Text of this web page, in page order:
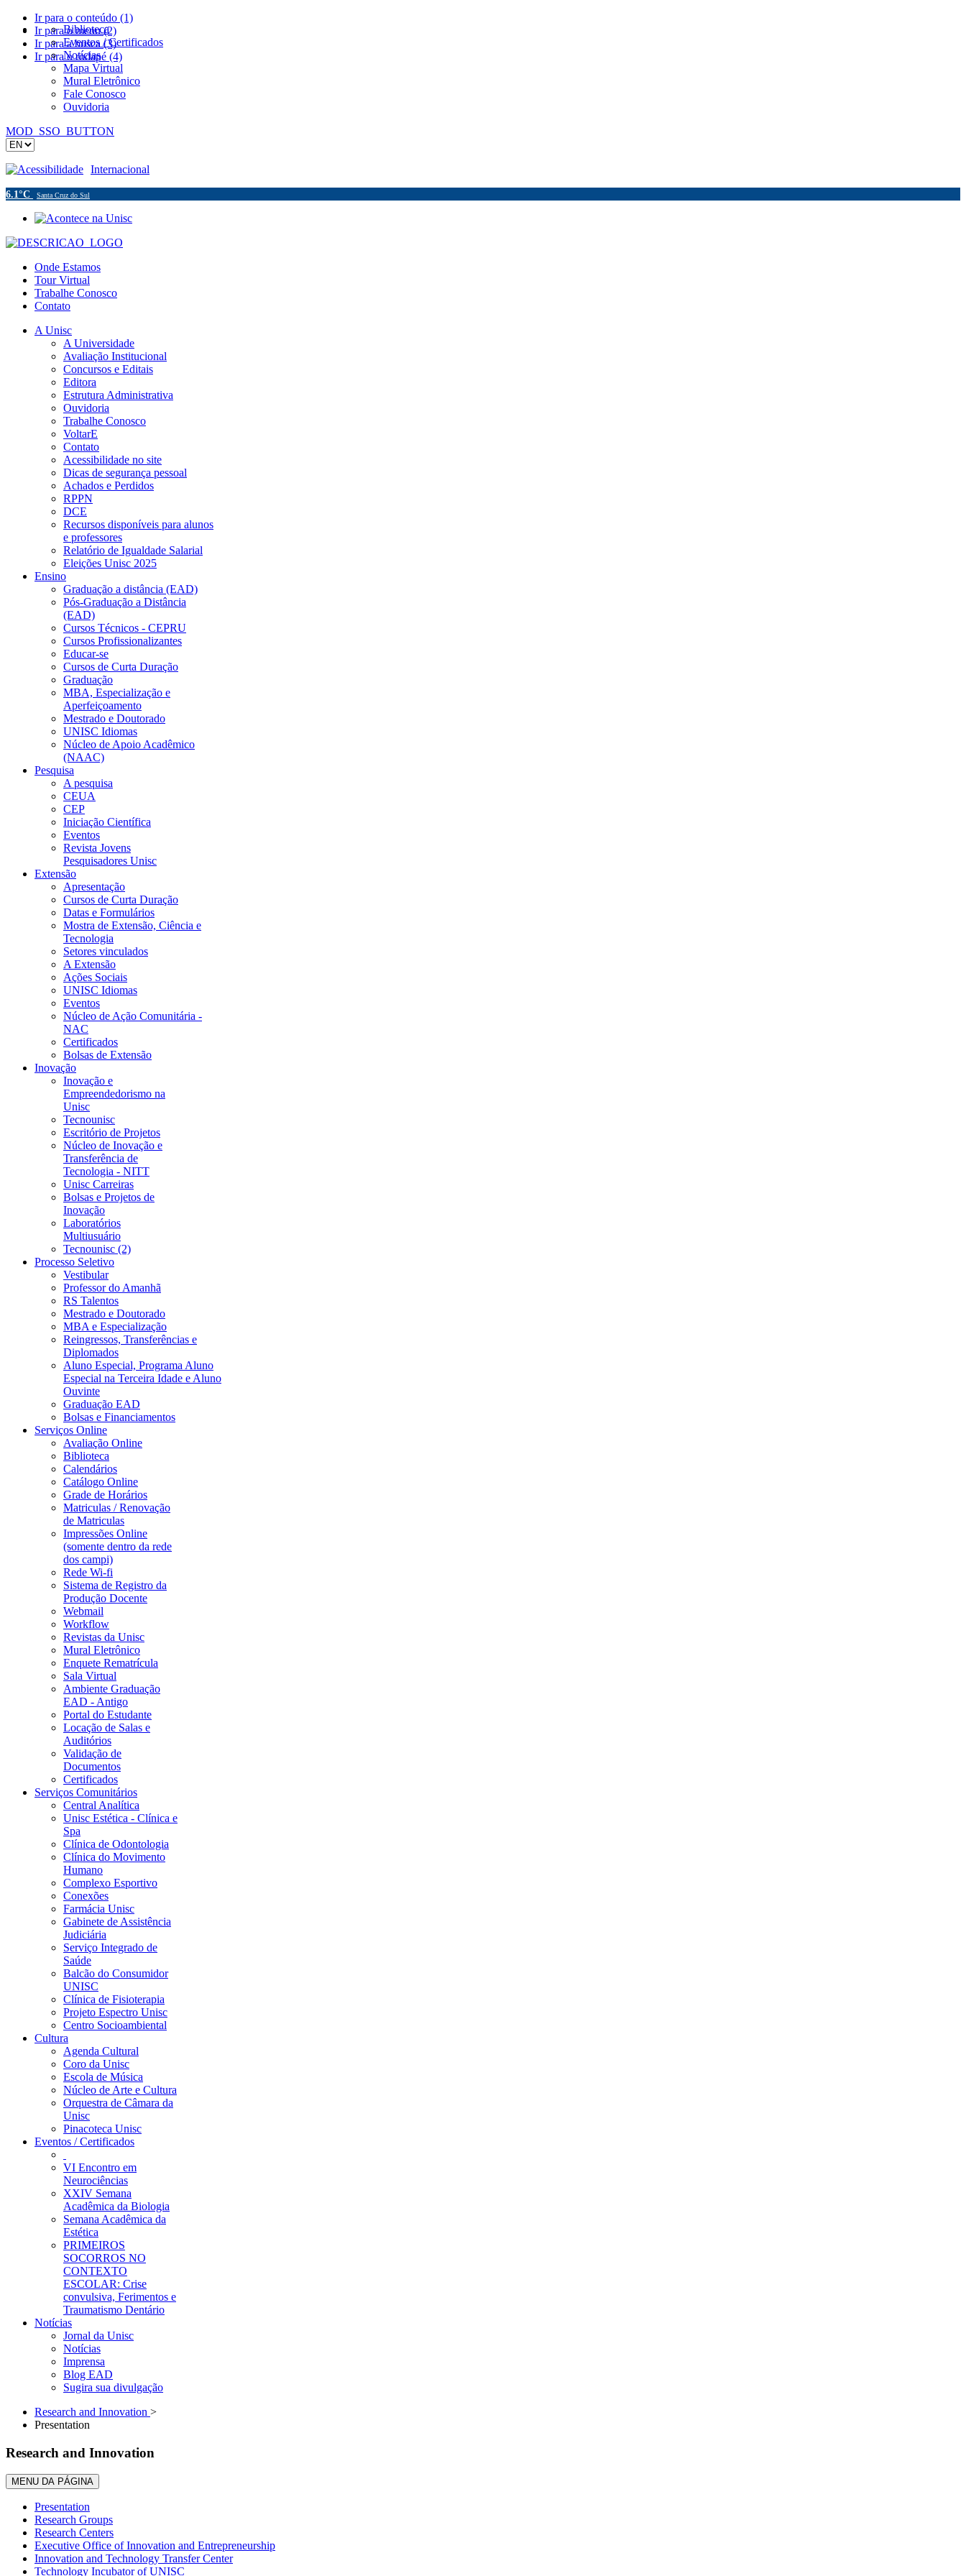
Ir para o conteúdo (1)
Ir para o menu (2)
Ir para a busca (3)
Ir para o rodapé (4)
Biblioteca
Eventos / Certificados
Notícias
Mapa Virtual
Mural Eletrônico
Fale Conosco
Ouvidoria
MOD_SSO_BUTTON
Acessibilidade Internacional
6.1°C Santa Cruz do Sul
Onde Estamos
Tour Virtual
Trabalhe Conosco
Contato
A Unisc
A Universidade
Avaliação Institucional
Concursos e Editais
Editora
Estrutura Administrativa
Ouvidoria
Trabalhe Conosco
VoltarE
Contato
Acessibilidade no site
Dicas de segurança pessoal
Achados e Perdidos
RPPN
DCE
Recursos disponíveis para alunos
e professores
Relatório de Igualdade Salarial
Eleições Unisc 2025
Ensino
Graduação a distância (EAD)
Pós-Graduação a Distância
(EAD)
Cursos Técnicos - CEPRU
Cursos Profissionalizantes
Educar-se
Cursos de Curta Duração
Graduação
MBA, Especialização e
Aperfeiçoamento
Mestrado e Doutorado
UNISC Idiomas
Núcleo de Apoio Acadêmico
(NAAC)
Pesquisa
A pesquisa
CEUA
CEP
Iniciação Científica
Eventos
Revista Jovens
Pesquisadores Unisc
Extensão
Apresentação
Cursos de Curta Duração
Datas e Formulários
Mostra de Extensão, Ciência e
Tecnologia
Setores vinculados
A Extensão
Ações Sociais
UNISC Idiomas
Eventos
Núcleo de Ação Comunitária -
NAC
Certificados
Bolsas de Extensão
Inovação
Inovação e
Empreendedorismo na
Unisc
Tecnounisc
Escritório de Projetos
Núcleo de Inovação e
Transferência de
Tecnologia - NITT
Unisc Carreiras
Bolsas e Projetos de
Inovação
Laboratórios
Multiusuário
Tecnounisc (2)
Processo Seletivo
Vestibular
Professor do Amanhã
RS Talentos
Mestrado e Doutorado
MBA e Especialização
Reingressos, Transferências e
Diplomados
Aluno Especial, Programa Aluno
Especial na Terceira Idade e Aluno
Ouvinte
Graduação EAD
Bolsas e Financiamentos
Serviços Online
Avaliação Online
Biblioteca
Calendários
Catálogo Online
Grade de Horários
Matriculas / Renovação
de Matriculas
Impressões Online
(somente dentro da rede
dos campi)
Rede Wi-fi
Sistema de Registro da
Produção Docente
Webmail
Workflow
Revistas da Unisc
Mural Eletrônico
Enquete Rematrícula
Sala Virtual
Ambiente Graduação
EAD - Antigo
Portal do Estudante
Locação de Salas e
Auditórios
Validação de
Documentos
Certificados
Serviços Comunitários
Central Analítica
Unisc Estética - Clínica e
Spa
Clínica de Odontologia
Clínica do Movimento
Humano
Complexo Esportivo
Conexões
Farmácia Unisc
Gabinete de Assistência
Judiciária
Serviço Integrado de
Saúde
Balcão do Consumidor
UNISC
Clínica de Fisioterapia
Projeto Espectro Unisc
Centro Socioambiental
Cultura
Agenda Cultural
Coro da Unisc
Escola de Música
Núcleo de Arte e Cultura
Orquestra de Câmara da
Unisc
Pinacoteca Unisc
Eventos / Certificados
VI Encontro em
Neurociências
XXIV Semana
Acadêmica da Biologia
Semana Acadêmica da
Estética
PRIMEIROS
SOCORROS NO
CONTEXTO
ESCOLAR: Crise
convulsiva, Ferimentos e
Traumatismo Dentário
Notícias
Jornal da Unisc
Notícias
Imprensa
Blog EAD
Sugira sua divulgação
Research and Innovation >
Presentation
Research and Innovation
MENU DA PÁGINA
Presentation
Research Groups
Research Centers
Executive Office of Innovation and Entrepreneurship
Innovation and Technology Transfer Center
Technology Incubator of UNISC